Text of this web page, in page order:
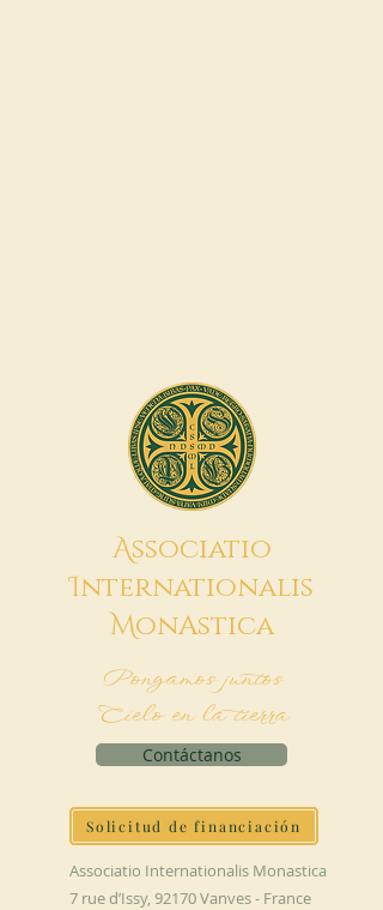
Associatio
Internationalis
MonAstica
Pongamos juntos
Cielo en la tierra
Contáctanos
Solicitud de financiación
Associatio Internationalis Monastica
7 rue d’Issy, 92170 Vanves - France